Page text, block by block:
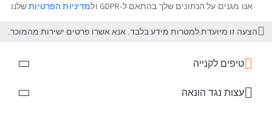
אנו מגנים על הנתונים שלך בהתאם ל-GDPR ול מדיניות הפרטיותשלנו
הצעה זו מיועדת למטרות מידע בלבד. אנא אשרו פרטים ישירות מהמוכר.
טיפים לקנייה
עצות נגד הונאה